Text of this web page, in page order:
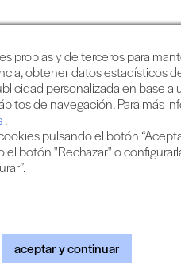
propias y de terceros para
obtener datos estadísticos
personalizada en base a
de navegación. Para más
.
pulsando el botón
el botón "Rechazar" o
aceptar y continuar